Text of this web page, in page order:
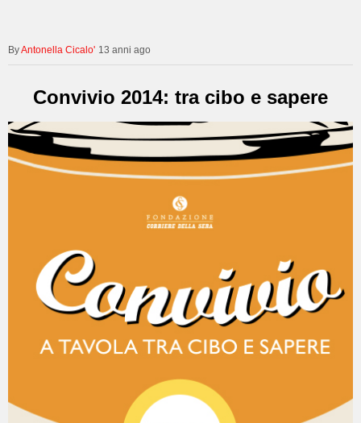
Antonella Cicalo' 13 anni ago
Convivio 2014: tra cibo e sapere